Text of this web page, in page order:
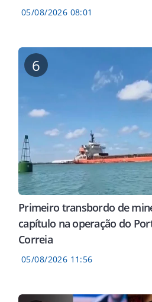
de suposta
assalto no
NA
Prouni
chamada
05/08/2026 08:01
6
Primeiro transbordo de
capítulo na operação do
Correia
05/08/2026 11:56